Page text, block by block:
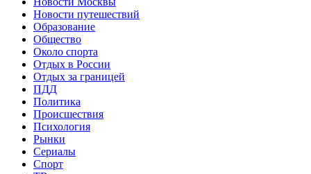
Новости путешествий
Образование
Общество
Около спорта
Отдых в России
Отдых за границей
ПДД
Политика
Происшествия
Психология
Рынки
Сериалы
Спорт